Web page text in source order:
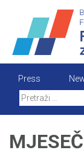
content
Press